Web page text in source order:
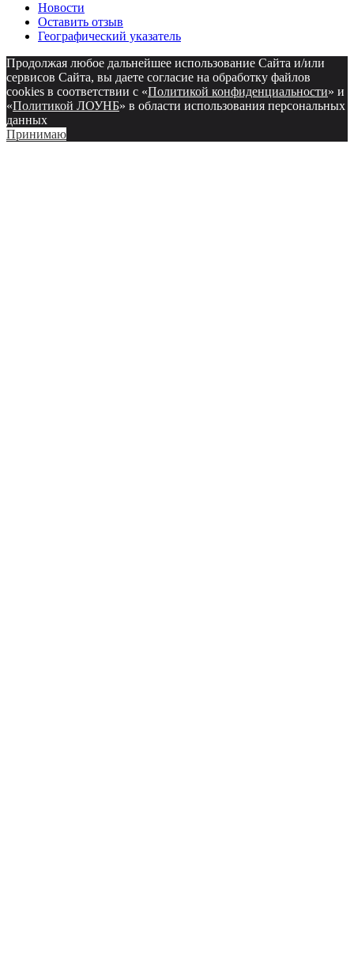
Новости
Оставить отзыв
Географический указатель
Продолжая любое дальнейшее использование Сайта и/или
сервисов Сайта, вы даете согласие на обработку файлов
cookies в соответствии с «Политикой конфиденциальности» и
«Политикой ЛОУНБ» в области использования персональных
данных
Принимаю